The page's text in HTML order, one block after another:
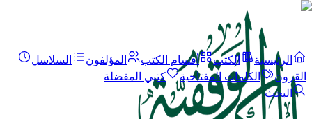
الرئيسية الكتب أقسام الكتب المؤلفون
السلاسل
القرون
الكلمات المفتاحية
كتبي المفضلة
البحث